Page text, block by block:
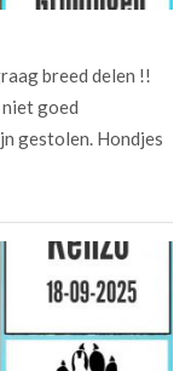
breed delen !!
niet goed
gestolen. Hondjes